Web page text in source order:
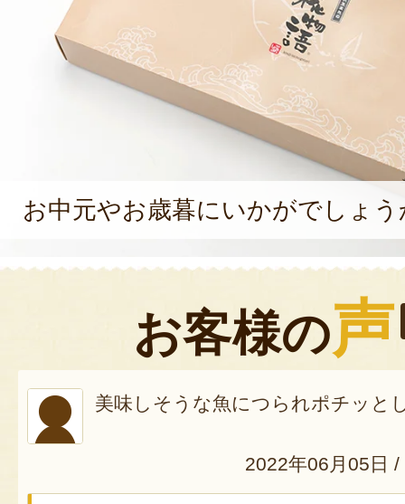
お中元やお歳暮にいかがでしょう
お客様の声
美味しそうな魚につられポチッと
2022年06月05日 /